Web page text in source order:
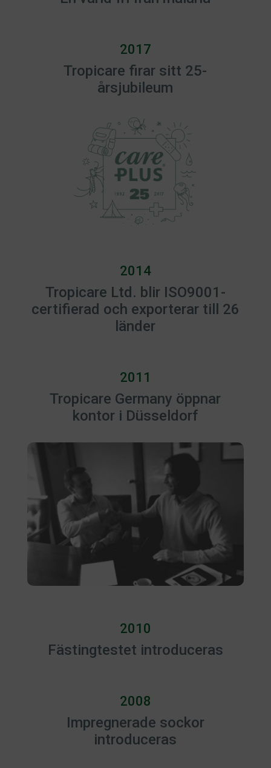
2017
Tropicare firar sitt 25-
årsjubileum
2014
Tropicare Ltd. blir ISO9001-
certifierad och exporterar till 26
länder
2011
Tropicare Germany öppnar
kontor i Düsseldorf
2010
Fästingtestet introduceras
2008
Impregnerade sockor
introduceras